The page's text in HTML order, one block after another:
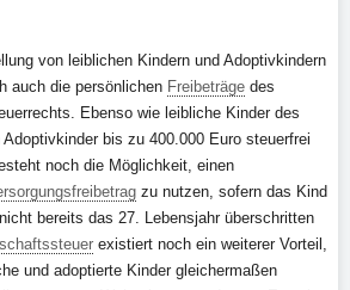
von leiblichen Kindern und Adoptivkindern
auch die persönlichen Freibeträge des
Ebenso wie leibliche Kinder des
bis zu 400.000 Euro steuerfrei
noch die Möglichkeit, einen
zu nutzen, sofern das Kind
nicht bereits das 27. Lebensjahr überschritten
existiert noch ein weiterer Vorteil,
und adoptierte Kinder gleichermaßen